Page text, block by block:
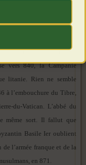
plus cesser. Au IXe siècle,
la conquête de la Sicile,
de Provence et d’Italie.
sont emmenés en
vers 840, la Campanie
litanie. Rien ne semble
à l’embouchure du Tibre,
du-Vatican. L’abbé du
même sort. Il fallut que
Basile Ier oublient
l’armée franque et de la
en 871.